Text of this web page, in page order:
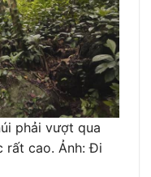
phải vượt qua
rất cao. Ảnh: Đi